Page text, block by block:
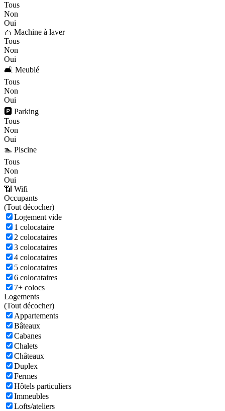
Tous
Non
Oui
🧺 Machine à laver
Tous
Non
Oui
🛋️ Meublé
Tous
Non
Oui
🅿️ Parking
Tous
Non
Oui
🏊 Piscine
Tous
Non
Oui
📶 Wifi
Occupants
(Tout décocher)
Logement vide
1 colocataire
2 colocataires
3 colocataires
4 colocataires
5 colocataires
6 colocataires
7+ colocs
Logements
(Tout décocher)
Appartements
Bâteaux
Cabanes
Chalets
Châteaux
Duplex
Fermes
Hôtels particuliers
Immeubles
Lofts/ateliers